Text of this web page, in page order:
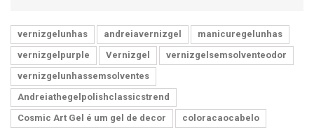
vernizgelunhas andreiavernizgel
manicuregelunhas
vernizgelpurple
Vernizgel
vernizgelsemsolventeodor
vernizgelunhassemsolventes
Andreiathegelpolishclassicstrend
Cosmic Art Gel é um gel de decor
coloracaocabelo